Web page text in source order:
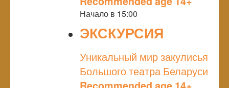
Начало в 15:00
ЭКСКУРСИЯ
Уникальный мир закулисья
Большого театра Беларуси